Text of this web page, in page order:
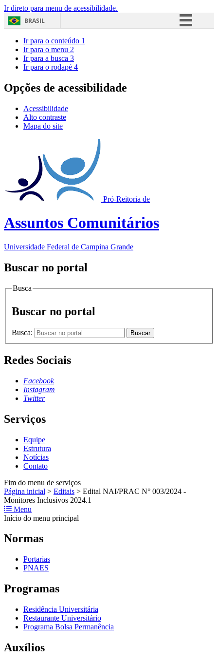
Ir direto para menu de acessibilidade.
BRASIL
Acesso à informação
Ir para o conteúdo 1
Ir para o menu 2
Ir para a busca 3
Ir para o rodapé 4
Opções de acessibilidade
Acessibilidade
Alto contraste
Mapa do site
Pró-Reitoria de
Assuntos Comunitários
Universidade Federal de Campina Grande
Buscar no portal
Busca
Buscar no portal
Busca: Buscar
Redes Sociais
Facebook
Instagram
Twitter
Serviços
Equipe
Estrutura
Notícias
Contato
Fim do menu de serviços
Página inicial > Editais > Edital NAI/PRAC N° 003/2024 -
Monitores Inclusivos 2024.1
Menu
Início do menu principal
Normas
Portarias
PNAES
Programas
Residência Universitária
Restaurante Universitário
Programa Bolsa Permanência
Auxílios